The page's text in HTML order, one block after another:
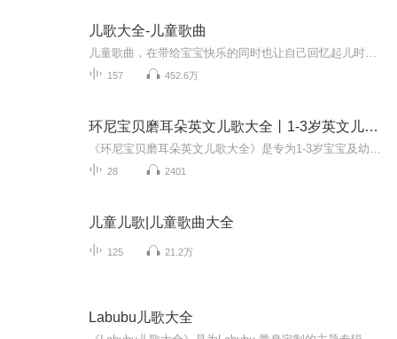
儿歌大全-儿童歌曲
157 452.6万
环尼宝贝磨耳朵英文儿歌大全丨1-3岁英文儿歌丨幼儿
28 2401
儿童儿歌|儿童歌曲大全
125 21.2万
Labubu儿歌大全